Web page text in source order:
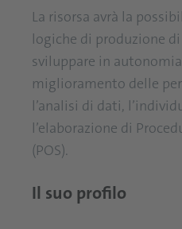
La risorsa avrà la
logiche di produzione
sviluppare in
miglioramento delle
l’analisi di dati,
l’elaborazione di
(POS).
Il suo profilo